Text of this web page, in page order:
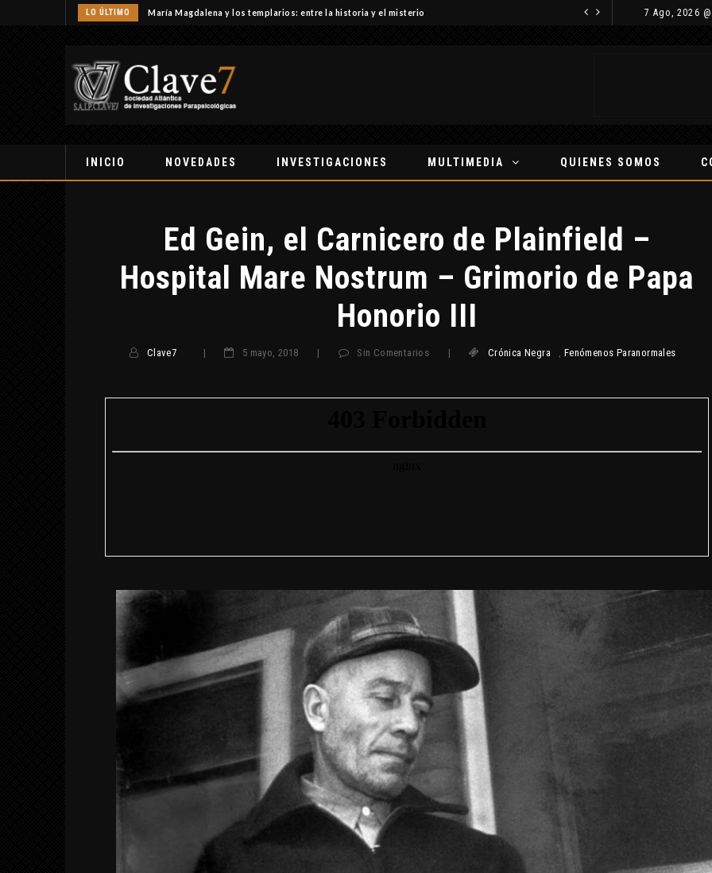
LO ÚLTIMO Un meteoro explota sobre Estados Unidos y abre la pista de Polar-IM, un posible visitante interestelar 7 Ago, 2026
INICIO NOVEDADES INVESTIGACIONES MULTIMEDIA QUIENES SOMOS
Ed Gein, el Carnicero de Plainfield –
Hospital Mare Nostrum – Grimorio de Papa
Honorio III
Clave7 | 5 mayo, 2018 | Sin Comentarios | Crónica Negra , Fenómenos Paranormales
INTERPRETACIÓN DE
ABRAXAS SEGÚN
BLAVATSKY Y JUNG
KLARA MAUEROVA: LA
CANÍBAL DE KUŘIM
CRÓNICA NEGRA DTK
12 febrero, 2019